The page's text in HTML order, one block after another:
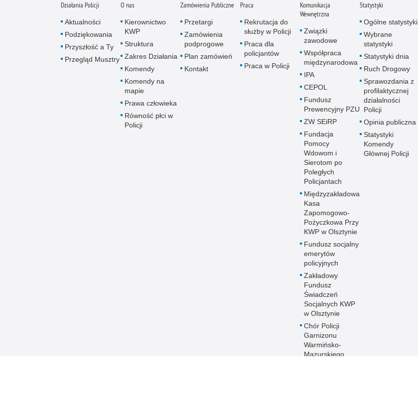
Działania Policji
Aktualności
Podziękowania
Przyszłość a Ty
Przegląd Musztry
O nas
Kierownictwo
KWP
Struktura
Zakres Działania
Komendy
Komendy na
mapie
Prawa człowieka
Równość płci w
Policji
Zamówienia Publiczne
Przetargi
Zamówienia
podprogowe
Plan zamówień
Kontakt
Praca
Rekrutacja do
służby w Policji
Praca dla
policjantów
Praca w Policji
Komunikacja
Wewnętrzna
Związki
zawodowe
Współpraca
międzynarodowa
IPA
CEPOL
Fundusz
Prewencyjny PZU
ZW SEiRP
Fundacja
Pomocy
Wdowom i
Sierotom po
Poległych
Policjantach
Międzyzakładowa
Kasa
Zapomogowo-
Pożyczkowa Przy
KWP w Olsztynie
Fundusz socjalny
emerytów
policyjnych
Zakładowy
Fundusz
Świadczeń
Socjalnych KWP
w Olsztynie
Chór Policji
Garnizonu
Warmińsko-
Mazurskiego
Statystyki
Ogólne statystyki
Wybrane
statystyki
Statystyki dnia
Ruch Drogowy
Sprawozdania z
profilaktycznej
działalności
Policji
Opinia publiczna
Statystyki
Komendy
Głównej Policji